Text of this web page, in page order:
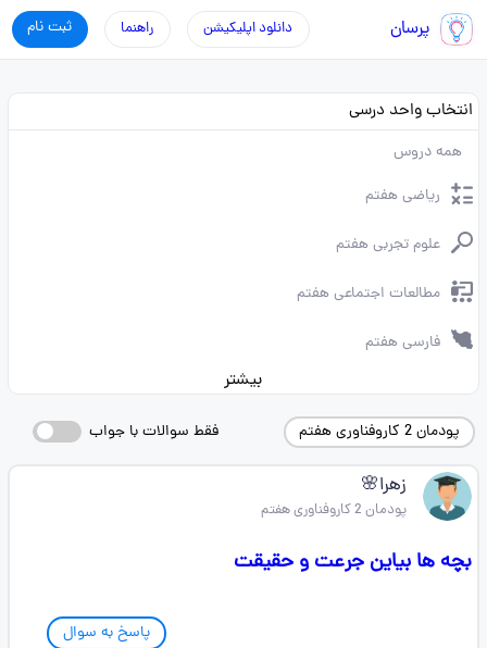
پرسان ثبت نام راهنما دانلود اپلیکیشن
انتخاب واحد درسی
همه دروس
ریاضی هفتم
علوم تجربی هفتم
مطالعات اجتماعی هفتم
فارسی هفتم
بیشتر
پودمان 2 کاروفناوری هفتم فقط سوالات با جواب
زهرا🌸
پودمان 2 کاروفناوری هفتم
بچه ها بیاین جرعت و حقیقت
پاسخ به سوال